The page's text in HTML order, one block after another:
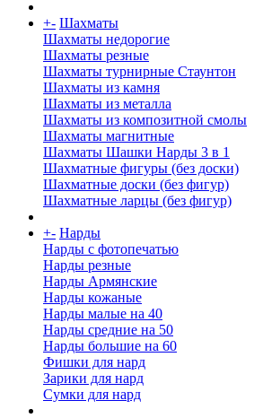
+- Шахматы
Шахматы недорогие
Шахматы резные
Шахматы турнирные Стаунтон
Шахматы из камня
Шахматы из металла
Шахматы из композитной смолы
Шахматы магнитные
Шахматы Шашки Нарды 3 в 1
Шахматные фигуры (без доски)
Шахматные доски (без фигур)
Шахматные ларцы (без фигур)
+- Нарды
Нарды с фотопечатью
Нарды резные
Нарды Армянские
Нарды кожаные
Нарды малые на 40
Нарды средние на 50
Нарды большие на 60
Фишки для нард
Зарики для нард
Сумки для нард